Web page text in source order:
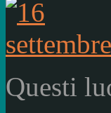
Questi